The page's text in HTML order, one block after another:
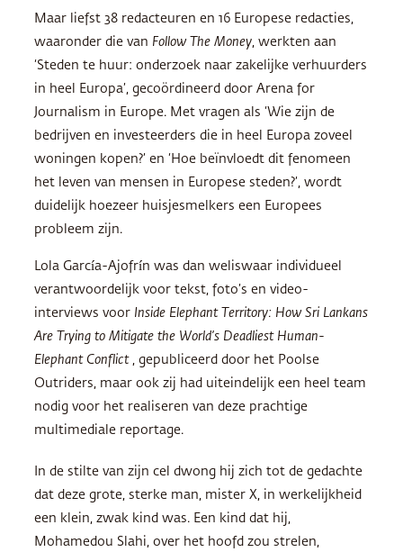
Maar liefst 38 redacteuren en 16 Europese redacties,
waaronder die van Follow The Money, werkten aan
‘Steden te huur: onderzoek naar zakelijke verhuurders
in heel Europa’, gecoördineerd door Arena for
Journalism in Europe. Met vragen als ‘Wie zijn de
bedrijven en investeerders die in heel Europa zoveel
woningen kopen?’ en ‘Hoe beïnvloedt dit fenomeen
het leven van mensen in Europese steden?’, wordt
duidelijk hoezeer huisjesmelkers een Europees
probleem zijn.
Lola García-Ajofrín was dan weliswaar individueel
verantwoordelijk voor tekst, foto’s en video-
interviews voor Inside Elephant Territory: How Sri Lankans
Are Trying to Mitigate the World’s Deadliest Human-
Elephant Conflict , gepubliceerd door het Poolse
Outriders, maar ook zij had uiteindelijk een heel team
nodig voor het realiseren van deze prachtige
multimediale reportage.
In de stilte van zijn cel dwong hij zich tot de gedachte
dat deze grote, sterke man, mister X, in werkelijkheid
een klein, zwak kind was. Een kind dat hij,
Mohamedou Slahi, over het hoofd zou strelen,